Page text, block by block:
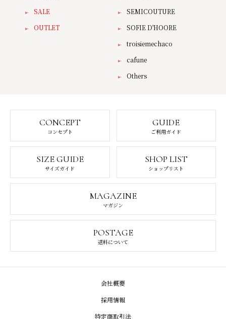
SALE
OUTLET
SEMICOUTURE
SOFIE D'HOORE
troisiemechaco
cafune
Others
CONCEPT
コンセプト
GUIDE
ご利用ガイド
SIZE GUIDE
サイズガイド
SHOP LIST
ショップリスト
MAGAZINE
マガジン
POSTAGE
送料について
会社概要
採用情報
特定商取引法